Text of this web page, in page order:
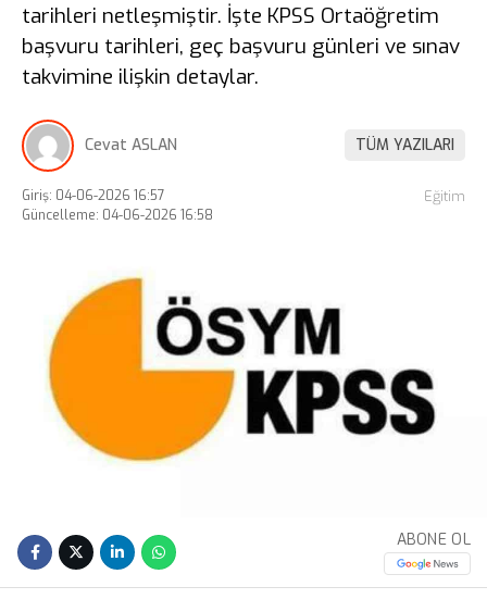
tarihleri netleşmiştir. İşte KPSS Ortaöğretim
başvuru tarihleri, geç başvuru günleri ve sınav
takvimine ilişkin detaylar.
Cevat ASLAN TÜM YAZILARI
Giriş: 04-06-2026 16:57
Güncelleme: 04-06-2026 16:58
Eğitim
ABONE OL